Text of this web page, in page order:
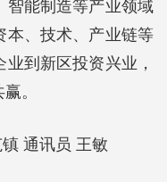
智能制造等产业领域
本、技术、产业链等
到新区投资兴业，
。
通讯员 王敏